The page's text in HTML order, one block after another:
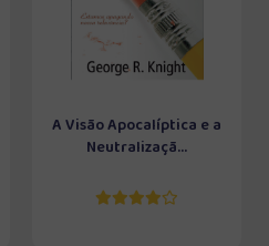
A Visão Apocalíptica e a
Neutralizaçã...